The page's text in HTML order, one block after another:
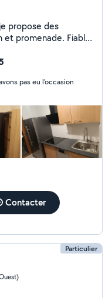
propose des
et promenade. Fiable,
7jr .》
pas eu l’occasion
Contacter
Particulier